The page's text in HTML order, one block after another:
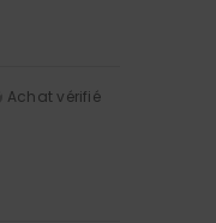
Achat vérifié